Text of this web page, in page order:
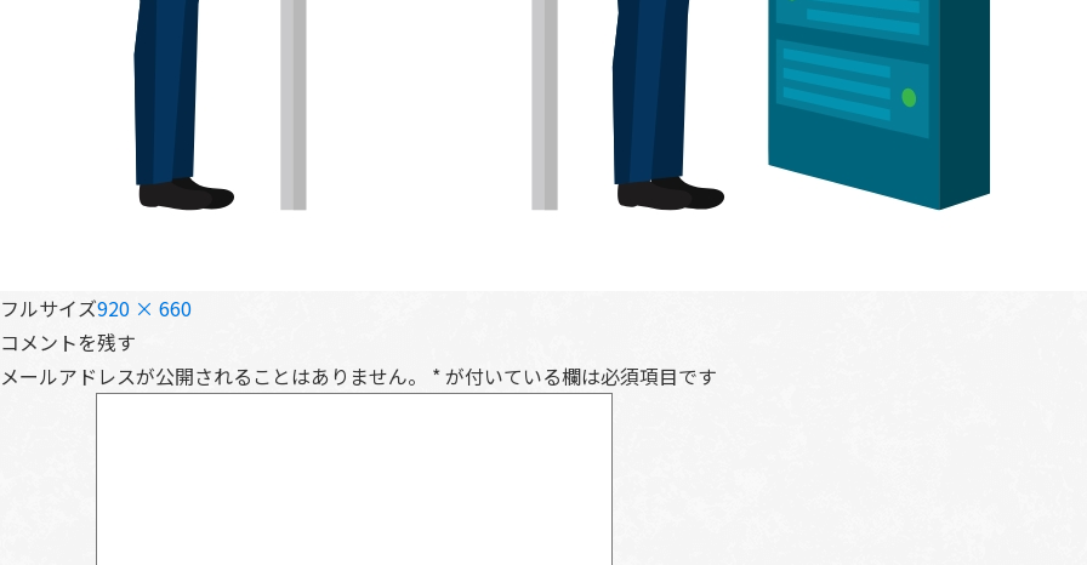
フルサイズ920 × 660
コメントを残す
メールアドレスが公開されることはありません。
*が付いている欄は必須項目です